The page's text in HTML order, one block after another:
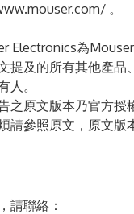
。
Electronics為
提及的所有其他產品
人。
之原文版本乃官方授
請參照原文，原文版
請聯絡：